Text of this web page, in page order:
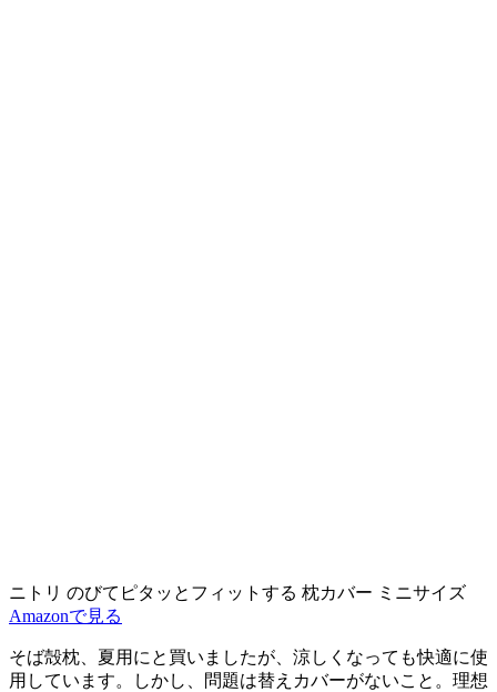
ニトリ のびてピタッとフィットする 枕カバー ミニサイズ
Amazonで見る
そば殻枕、夏用にと買いましたが、涼しくなっても快適に使
用しています。しかし、問題は替えカバーがないこと。理想